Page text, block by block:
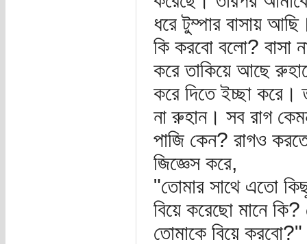
ধরে টুম্পার বাসায়
কি করবো বলো? বাসা
করে তাকিয়ে আছে
করে দিতে ইচ্ছা করে।
না রুহান। সব রাগ
পাজি কেন? রাগও
জিজ্ঞেস করে,
"তোমার সাথে এতো
বিয়ে করেছো মানে
তোমাকে বিয়ে করবো?"